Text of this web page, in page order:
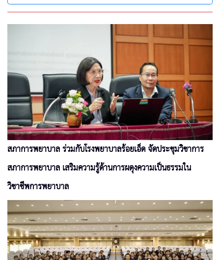
สภาการพยาบาล ร่วมกับโรงพยาบาลร้อยเอ็ด จัดประชุมวิชาการ
สภาการพยาบาล เสริมความรู้ด้านการผดุงความเป็นธรรมใน
วิชาชีพการพยาบาล